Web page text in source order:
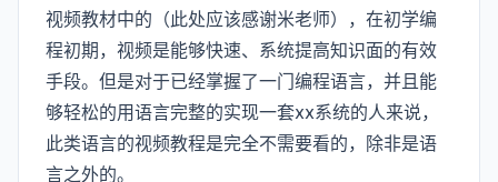
视频教材中的（此处应该感谢米老师），在初学编
程初期，视频是能够快速、系统提高知识面的有效
手段。但是对于已经掌握了一门编程语言，并且能
够轻松的用语言完整的实现一套xx系统的人来说，
此类语言的视频教程是完全不需要看的，除非是语
言之外的。